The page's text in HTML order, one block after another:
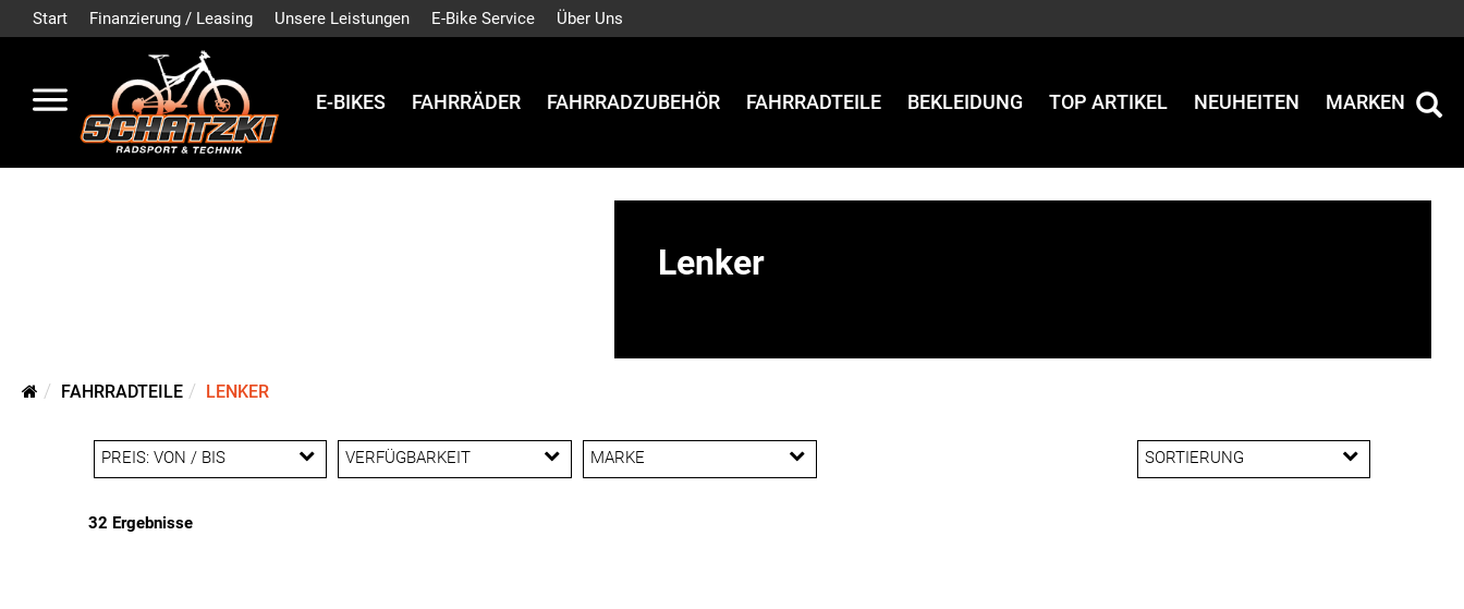
Start Finanzierung / Leasing Unsere Leistungen E-Bike Service Über Uns
E-BIKES FAHRRÄDER FAHRRADZUBEHÖR FAHRRADTEILE BEKLEIDUNG TOP ARTIKEL NEUHEITEN MARKEN
Lenker
FAHRRADTEILE LENKER
SORTIERUNG
PREIS: VON / BIS VERFÜGBARKEIT MARKE
32 Ergebnisse